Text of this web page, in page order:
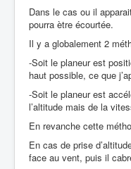
Dans le cas ou il
pourra ètre écourtée.
Il y a globalement 2
-Soit le planeur est
haut possible, ce que
-Soit le planeur est
l’altitude mais de la
En revanche cette
En cas de prise
face au vent, puis il